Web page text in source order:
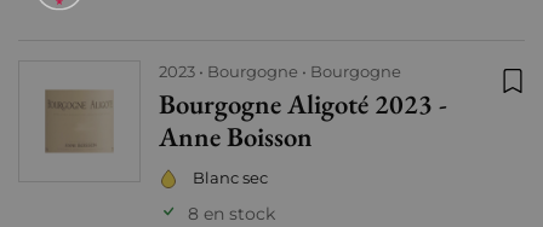
2023 Bourgogne Bourgogne
Bourgogne Aligoté 2023 -
Anne Boisson
Blanc sec
8 en stock